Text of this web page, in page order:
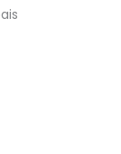
qui